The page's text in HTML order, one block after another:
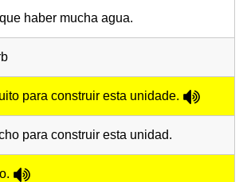
haber mucha agua.
para construir esta unidade.
para construir esta unidad.